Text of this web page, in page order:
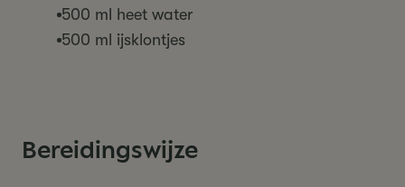
500 ml heet water
500 ml ijsklontjes
Bereidingswijze